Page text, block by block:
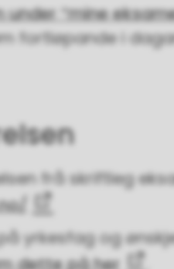
“mine
fortløpande i
frå skriftleg
yrkesfag og
dette på her